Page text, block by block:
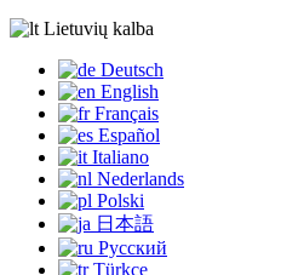
Lietuvių kalba
Deutsch
English
Français
Español
Italiano
Nederlands
Polski
日本語
Русский
Türkçe